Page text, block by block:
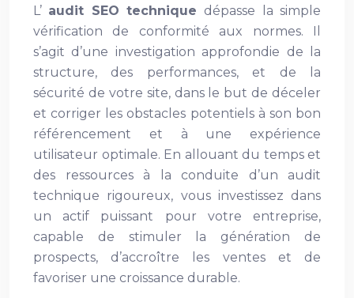
L’ audit SEO technique dépasse la simple
vérification de conformité aux normes. Il
s’agit d’une investigation approfondie de la
structure, des performances, et de la
sécurité de votre site, dans le but de déceler
et corriger les obstacles potentiels à son bon
référencement et à une expérience
utilisateur optimale. En allouant du temps et
des ressources à la conduite d’un audit
technique rigoureux, vous investissez dans
un actif puissant pour votre entreprise,
capable de stimuler la génération de
prospects, d’accroître les ventes et de
favoriser une croissance durable.